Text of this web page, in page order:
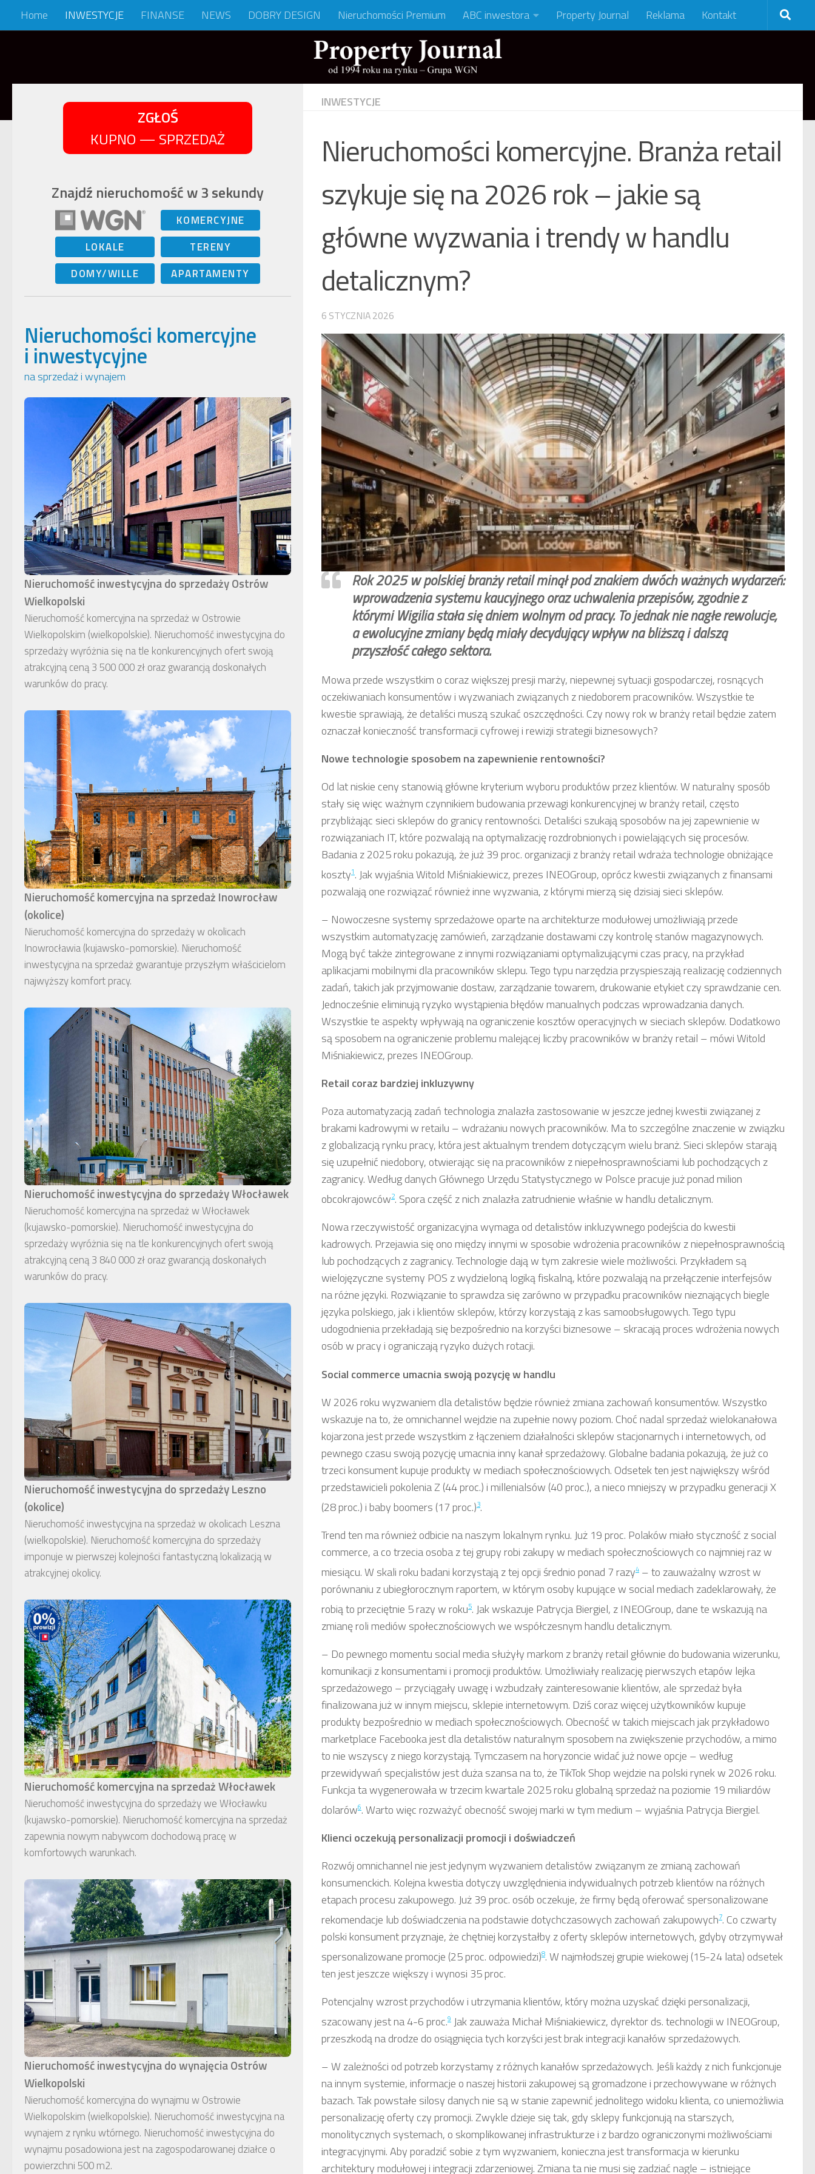
Skip to content
Home INWESTYCJE FINANSE NEWS DOBRY DESIGN Nieruchomości Premium ABC inwestora Property Journal Reklama Kontakt
INWESTYCJE
Nieruchomości komercyjne. Branża retail
szykuje się na 2026 rok – jakie są
główne wyzwania i trendy w handlu
detalicznym?
6 STYCZNIA 2026
Rok 2025 w polskiej branży retail minął pod znakiem dwóch ważnych wydarzeń:
wprowadzenia systemu kaucyjnego oraz uchwalenia przepisów, zgodnie z
którymi Wigilia stała się dniem wolnym od pracy. To jednak nie nagłe rewolucje,
a ewolucyjne zmiany będą miały decydujący wpływ na bliższą i dalszą
przyszłość całego sektora.
Mowa przede wszystkim o coraz większej presji marży, niepewnej sytuacji gospodarczej, rosnących
oczekiwaniach konsumentów i wyzwaniach związanych z niedoborem pracowników. Wszystkie te
kwestie sprawiają, że detaliści muszą szukać oszczędności. Czy nowy rok w branży retail będzie zatem
oznaczał konieczność transformacji cyfrowej i rewizji strategii biznesowych?
Nowe technologie sposobem na zapewnienie rentowności?
Od lat niskie ceny stanowią główne kryterium wyboru produktów przez klientów. W naturalny sposób
stały się więc ważnym czynnikiem budowania przewagi konkurencyjnej w branży retail, często
przybliżając sieci sklepów do granicy rentowności. Detaliści szukają sposobów na jej zapewnienie w
rozwiązaniach IT, które pozwalają na optymalizację rozdrobnionych i powielających się procesów.
Badania z 2025 roku pokazują, że już 39 proc. organizacji z branży retail wdraża technologie obniżające
koszty1. Jak wyjaśnia Witold Miśniakiewicz, prezes INEOGroup, oprócz kwestii związanych z finansami
pozwalają one rozwiązać również inne wyzwania, z którymi mierzą się dzisiaj sieci sklepów.
– Nowoczesne systemy sprzedażowe oparte na architekturze modułowej umożliwiają przede
wszystkim automatyzację zamówień, zarządzanie dostawami czy kontrolę stanów magazynowych.
Mogą być także zintegrowane z innymi rozwiązaniami optymalizującymi czas pracy, na przykład
aplikacjami mobilnymi dla pracowników sklepu. Tego typu narzędzia przyspieszają realizację codziennych
zadań, takich jak przyjmowanie dostaw, zarządzanie towarem, drukowanie etykiet czy sprawdzanie cen.
Jednocześnie eliminują ryzyko wystąpienia błędów manualnych podczas wprowadzania danych.
Wszystkie te aspekty wpływają na ograniczenie kosztów operacyjnych w sieciach sklepów. Dodatkowo
są sposobem na ograniczenie problemu malejącej liczby pracowników w branży retail – mówi Witold
Miśniakiewicz, prezes INEOGroup.
Retail coraz bardziej inkluzywny
Poza automatyzacją zadań technologia znalazła zastosowanie w jeszcze jednej kwestii związanej z
brakami kadrowymi w retailu – wdrażaniu nowych pracowników. Ma to szczególne znaczenie w związku
z globalizacją rynku pracy, która jest aktualnym trendem dotyczącym wielu branż. Sieci sklepów starają
się uzupełnić niedobory, otwierając się na pracowników z niepełnosprawnościami lub pochodzących z
zagranicy. Według danych Głównego Urzędu Statystycznego w Polsce pracuje już ponad milion
obcokrajowców2. Spora część z nich znalazła zatrudnienie właśnie w handlu detalicznym.
Nowa rzeczywistość organizacyjna wymaga od detalistów inkluzywnego podejścia do kwestii
kadrowych. Przejawia się ono między innymi w sposobie wdrożenia pracowników z niepełnosprawnością
lub pochodzących z zagranicy. Technologie dają w tym zakresie wiele możliwości. Przykładem są
wielojęzyczne systemy POS z wydzieloną logiką fiskalną, które pozwalają na przełączenie interfejsów
na różne języki. Rozwiązanie to sprawdza się zarówno w przypadku pracowników nieznających biegle
języka polskiego, jak i klientów sklepów, którzy korzystają z kas samoobsługowych. Tego typu
udogodnienia przekładają się bezpośrednio na korzyści biznesowe – skracają proces wdrożenia nowych
osób w pracy i ograniczają ryzyko dużych rotacji.
Social commerce umacnia swoją pozycję w handlu
W 2026 roku wyzwaniem dla detalistów będzie również zmiana zachowań konsumentów. Wszystko
wskazuje na to, że omnichannel wejdzie na zupełnie nowy poziom. Choć nadal sprzedaż wielokanałowa
kojarzona jest przede wszystkim z łączeniem działalności sklepów stacjonarnych i internetowych, od
pewnego czasu swoją pozycję umacnia inny kanał sprzedażowy. Globalne badania pokazują, że już co
trzeci konsument kupuje produkty w mediach społecznościowych. Odsetek ten jest największy wśród
przedstawicieli pokolenia Z (44 proc.) i millenialsów (40 proc.), a nieco mniejszy w przypadku generacji X
(28 proc.) i baby boomers (17 proc.)3.
Trend ten ma również odbicie na naszym lokalnym rynku. Już 19 proc. Polaków miało styczność z social
commerce, a co trzecia osoba z tej grupy robi zakupy w mediach społecznościowych co najmniej raz w
miesiącu. W skali roku badani korzystają z tej opcji średnio ponad 7 razy4 – to zauważalny wzrost w
porównaniu z ubiegłorocznym raportem, w którym osoby kupujące w social mediach zadeklarowały, że
robią to przeciętnie 5 razy w roku5. Jak wskazuje Patrycja Biergiel, z INEOGroup, dane te wskazują na
zmianę roli mediów społecznościowych we współczesnym handlu detalicznym.
– Do pewnego momentu social media służyły markom z branży retail głównie do budowania wizerunku,
komunikacji z konsumentami i promocji produktów. Umożliwiały realizację pierwszych etapów lejka
sprzedażowego – przyciągały uwagę i wzbudzały zainteresowanie klientów, ale sprzedaż była
finalizowana już w innym miejscu, sklepie internetowym. Dziś coraz więcej użytkowników kupuje
produkty bezpośrednio w mediach społecznościowych. Obecność w takich miejscach jak przykładowo
marketplace Facebooka jest dla detalistów naturalnym sposobem na zwiększenie przychodów, a mimo
to nie wszyscy z niego korzystają. Tymczasem na horyzoncie widać już nowe opcje – według
przewidywań specjalistów jest duża szansa na to, że TikTok Shop wejdzie na polski rynek w 2026 roku.
Funkcja ta wygenerowała w trzecim kwartale 2025 roku globalną sprzedaż na poziomie 19 miliardów
dolarów6. Warto więc rozważyć obecność swojej marki w tym medium – wyjaśnia Patrycja Biergiel.
Klienci oczekują personalizacji promocji i doświadczeń
Rozwój omnichannel nie jest jedynym wyzwaniem detalistów związanym ze zmianą zachowań
konsumenckich. Kolejna kwestia dotyczy uwzględnienia indywidualnych potrzeb klientów na różnych
etapach procesu zakupowego. Już 39 proc. osób oczekuje, że firmy będą oferować spersonalizowane
rekomendacje lub doświadczenia na podstawie dotychczasowych zachowań zakupowych7. Co czwarty
polski konsument przyznaje, że chętniej korzystałby z oferty sklepów internetowych, gdyby otrzymywał
spersonalizowane promocje (25 proc. odpowiedzi)8. W najmłodszej grupie wiekowej (15-24 lata) odsetek
ten jest jeszcze większy i wynosi 35 proc.
Potencjalny wzrost przychodów i utrzymania klientów, który można uzyskać dzięki personalizacji,
szacowany jest na 4-6 proc.9 Jak zauważa Michał Miśniakiewicz, dyrektor ds. technologii w INEOGroup,
przeszkodą na drodze do osiągnięcia tych korzyści jest brak integracji kanałów sprzedażowych.
–W zależności od potrzeb korzystamy z różnych kanałów sprzedażowych. Jeśli każdy z nich funkcjonuje
na innym systemie, informacje o naszej historii zakupowej są gromadzone i przechowywane w różnych
bazach. Tak powstałe silosy danych nie są w stanie zapewnić jednolitego widoku klienta, co uniemożliwia
personalizację oferty czy promocji. Zwykle dzieje się tak, gdy sklepy funkcjonują na starszych,
monolitycznych systemach, o skomplikowanej infrastrukturze i z bardzo ograniczonymi możliwościami
integracyjnymi. Aby poradzić sobie z tym wyzwaniem, konieczna jest transformacja w kierunku
architektury modułowej i integracji zdarzeniowej. Zmiana ta nie musi się zadziać nagle – istniejące
ZGŁOŚ
KUPNO — SPRZEDAŻ
Znajdź nieruchomość w 3 sekundy
KOMERCYJNE
LOKALE
TERENY
DOMY/WILLE
APARTAMENTY
Nieruchomości komercyjne
i inwestycyjne
na sprzedaż i wynajem
Nieruchomość inwestycyjna do sprzedaży Ostrów
Wielkopolski
Nieruchomość komercyjna na sprzedaż w Ostrowie
Wielkopolskim (wielkopolskie). Nieruchomość inwestycyjna do
sprzedaży wyróżnia się na tle konkurencyjnych ofert swoją
atrakcyjną ceną 3 500 000 zł oraz gwarancją doskonałych
warunków do pracy.
Nieruchomość komercyjna na sprzedaż Inowrocław
(okolice)
Nieruchomość komercyjna do sprzedaży w okolicach
Inowrocławia (kujawsko-pomorskie). Nieruchomość
inwestycyjna na sprzedaż gwarantuje przyszłym właścicielom
najwyższy komfort pracy.
Nieruchomość inwestycyjna do sprzedaży Włocławek
Nieruchomość komercyjna na sprzedaż w Włocławek
(kujawsko-pomorskie). Nieruchomość inwestycyjna do
sprzedaży wyróżnia się na tle konkurencyjnych ofert swoją
atrakcyjną ceną 3 840 000 zł oraz gwarancją doskonałych
warunków do pracy.
Nieruchomość inwestycyjna do sprzedaży Leszno
(okolice)
Nieruchomość inwestycyjna na sprzedaż w okolicach Leszna
(wielkopolskie). Nieruchomość komercyjna do sprzedaży
imponuje w pierwszej kolejności fantastyczną lokalizacją w
atrakcyjnej okolicy.
Nieruchomość komercyjna na sprzedaż Włocławek
Nieruchomość inwestycyjna do sprzedaży we Włocławku
(kujawsko-pomorskie). Nieruchomość komercyjna na sprzedaż
zapewnia nowym nabywcom dochodową pracę w
komfortowych warunkach.
Nieruchomość inwestycyjna do wynajęcia Ostrów
Wielkopolski
Nieruchomość komercyjna do wynajmu w Ostrowie
Wielkopolskim (wielkopolskie). Nieruchomość inwestycyjna na
wynajem z rynku wtórnego. Nieruchomość inwestycyjna do
wynajmu posadowiona jest na zagospodarowanej działce o
powierzchni 500 m2.